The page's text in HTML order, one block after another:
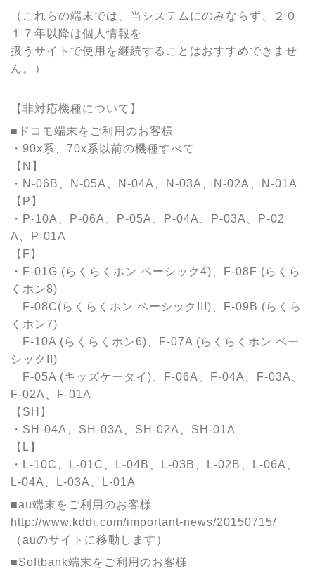
（これらの端末では、当システムにのみならず、２０
１７年以降は個人情報を
扱うサイトで使用を継続することはおすすめできませ
ん。）
【非対応機種について】
■ドコモ端末をご利用のお客様
・90x系、70x系以前の機種すべて
【N】
・N-06B、N-05A、N-04A、N-03A、N-02A、N-01A
【P】
・P-10A、P-06A、P-05A、P-04A、P-03A、P-02
A、P-01A
【F】
・F-01G (らくらくホン ベーシック4)、F-08F (らくら
くホン8)
F-08C(らくらくホン ベーシックIII)、F-09B (らくら
くホン7)
F-10A (らくらくホン6)、F-07A (らくらくホン ベー
シックII)
F-05A (キッズケータイ)、F-06A、F-04A、F-03A、
F-02A、F-01A
【SH】
・SH-04A、SH-03A、SH-02A、SH-01A
【L】
・L-10C、L-01C、L-04B、L-03B、L-02B、L-06A、
L-04A、L-03A、L-01A
■au端末をご利用のお客様
http://www.kddi.com/important-news/20150715/
（auのサイトに移動します）
■Softbank端末をご利用のお客様